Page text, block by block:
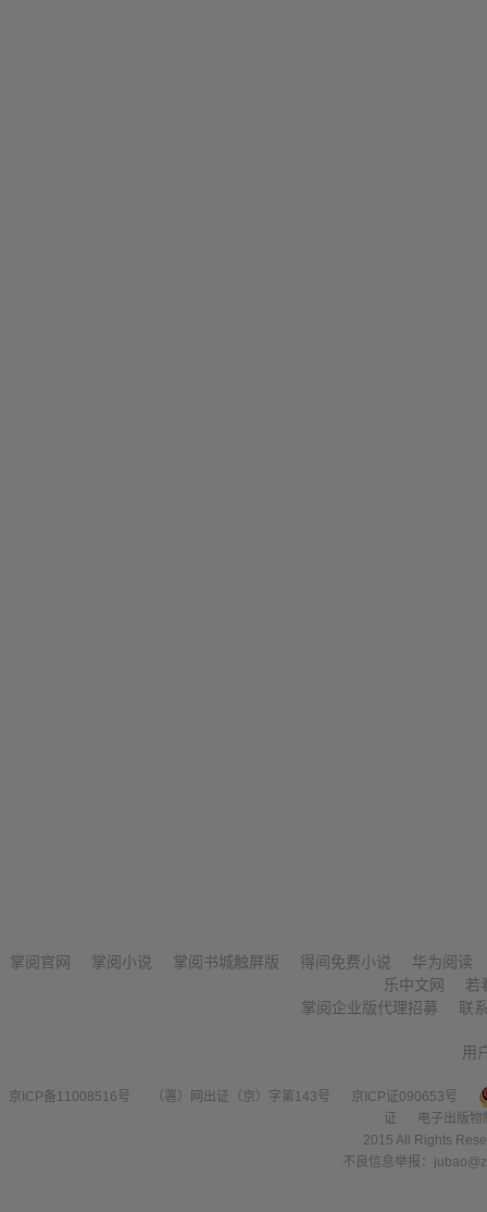
掌阅官网 掌阅小说 掌阅书城触屏版 得间免费小说
华为阅读
乐中文网
若
掌阅企业版代理招募
联
用
京ICP备11008516号 （署）网出证（京）字第143号
京ICP证090653号
证
电子出版
2015 All Rights
不良信息举报：